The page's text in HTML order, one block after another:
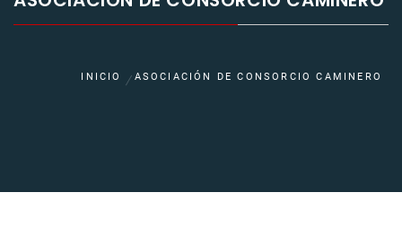
INICIO ASOCIACIÓN DE CONSORCIO CAMINERO